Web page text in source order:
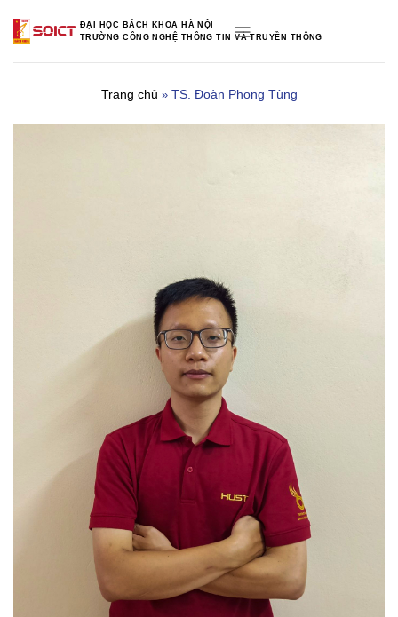
content
ĐẠI HỌC BÁCH KHOA HÀ NỘI
TRƯỜNG CÔNG NGHỆ THÔNG TIN VÀ TRUYỀN THÔNG
Trang chủ » TS. Đoàn Phong Tùng